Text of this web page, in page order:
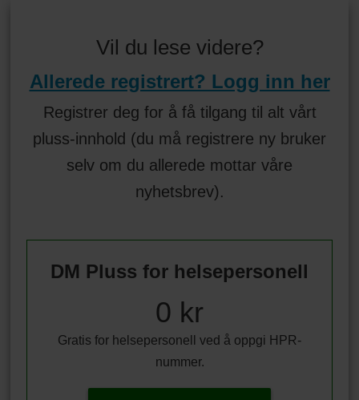
Vil du lese videre?
Allerede registrert? Logg inn her
Registrer deg for å få tilgang til alt vårt
pluss-innhold (du må registrere ny bruker
selv om du allerede mottar våre
nyhetsbrev).
DM Pluss for helsepersonell
0 kr
Gratis for helsepersonell ved å oppgi HPR-
nummer.